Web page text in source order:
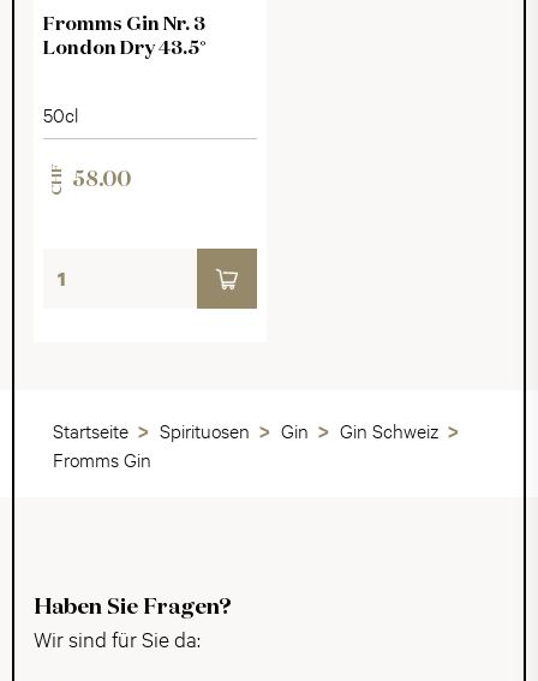
Malans
Fromms Gin Nr. 3
London Dry 43.5°
50cl
CHF 58.00
Startseite Spirituosen Gin
Gin Schweiz
Fromms Gin
Haben Sie Fragen?
Wir sind für Sie da: